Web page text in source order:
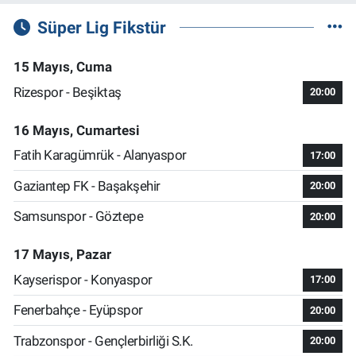
Süper Lig Fikstür
15 Mayıs, Cuma
Rizespor - Beşiktaş
20:00
16 Mayıs, Cumartesi
Fatih Karagümrük - Alanyaspor
17:00
Gaziantep FK - Başakşehir 20:00
Samsunspor - Göztepe 20:00
17 Mayıs, Pazar
Kayserispor - Konyaspor
17:00
Fenerbahçe - Eyüpspor 20:00
Trabzonspor - Gençlerbirliği S.K. 20:00